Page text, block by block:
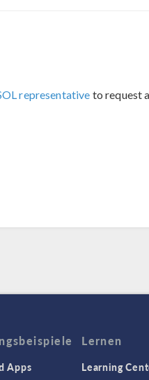
representative to request
Apps
Lernen
Learning